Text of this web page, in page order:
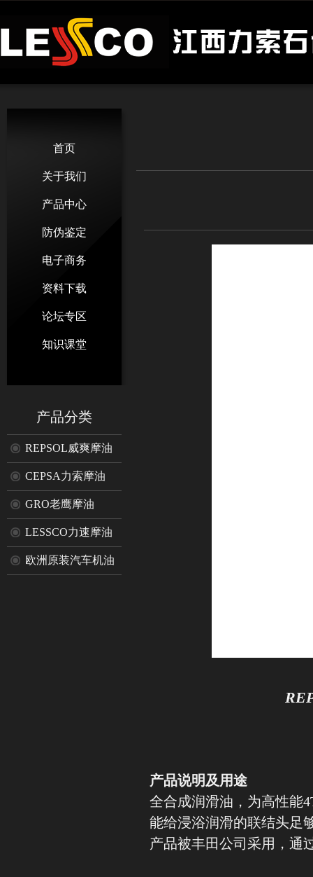
首页
关于我们
产品中心
防伪鉴定
电子商务
资料下载
论坛专区
知识课堂
产品分类
REPSOL威爽摩油
CEPSA力索摩油
GRO老鹰摩油
LESSCO力速摩油
欧洲原装汽车机油
产品说明及用途
全合成润滑油，为高性能
能给浸浴润滑的联结头足
产品被丰田公司采用，通